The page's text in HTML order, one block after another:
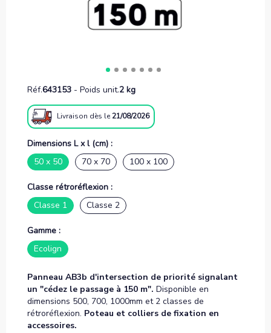
Réf.643153 - Poids unit.2 kg
Livraison dès le21/08/2026
Dimensions L x l (cm) :
50 x 50
70 x 70 100 x 100
Classe rétroréflexion :
Classe 1
Classe 2
Gamme :
Ecolign
Panneau AB3b d'intersection de priorité signalant
un "cédez le passage à 150 m". Disponible en
dimensions 500, 700, 1000mm et 2 classes de
rétroréflexion. Poteau et colliers de fixation en
accessoires.